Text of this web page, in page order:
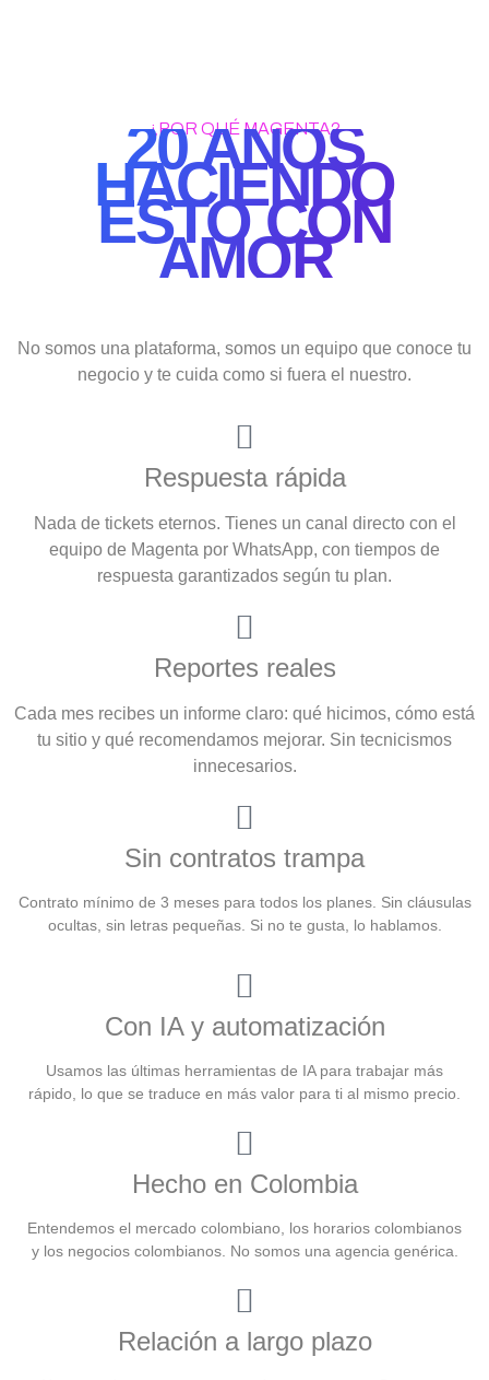
¿POR QUÉ MAGENTA?
20 AÑOS
HACIENDO
ESTO CON
AMOR
No somos una plataforma, somos un equipo que conoce tu
negocio y te cuida como si fuera el nuestro.
Respuesta rápida
Nada de tickets eternos. Tienes un canal directo con el
equipo de Magenta por WhatsApp, con tiempos de
respuesta garantizados según tu plan.
Reportes reales
Cada mes recibes un informe claro: qué hicimos, cómo está
tu sitio y qué recomendamos mejorar. Sin tecnicismos
innecesarios.
Sin contratos trampa
Contrato mínimo de 3 meses para todos los planes. Sin cláusulas
ocultas, sin letras pequeñas. Si no te gusta, lo hablamos.
Con IA y automatización
Usamos las últimas herramientas de IA para trabajar más
rápido, lo que se traduce en más valor para ti al mismo precio.
Hecho en Colombia
Entendemos el mercado colombiano, los horarios colombianos
y los negocios colombianos. No somos una agencia genérica.
Relación a largo plazo